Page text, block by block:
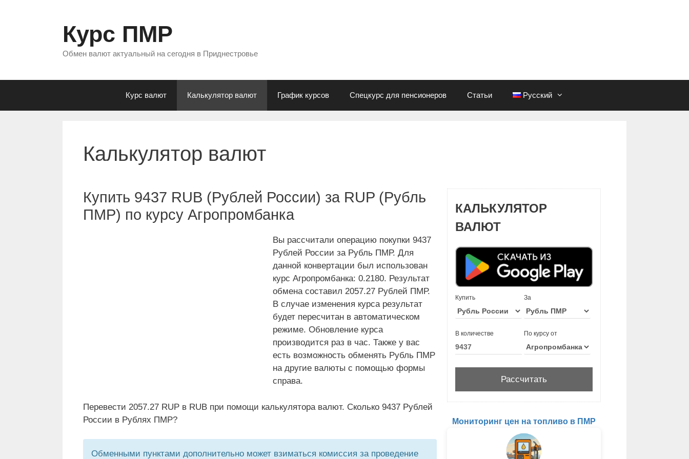
Курс ПМР
Обмен валют актуальный на сегодня в Приднестровье
Курс валют Калькулятор валют График курсов Спецкурс для пенсионеров Статьи Русский
Калькулятор валют
Купить 9437 RUB (Рублей России) за RUP (Рубль
ПМР) по курсу Агропромбанка
Вы рассчитали операцию покупки 9437
Рублей России за Рубль ПМР. Для
данной конвертации был использован
курс Агропромбанка: 0.2180. Результат
обмена составил 2057.27 Рублей ПМР.
В случае изменения курса результат
будет пересчитан в автоматическом
режиме. Обновление курса
производится раз в час. Также у вас
есть возможность обменять Рубль ПМР
на другие валюты с помощью формы
справа.
Перевести 2057.27 RUP в RUB при помощи калькулятора валют. Сколько 9437 Рублей
России в Рублях ПМР?
Обменными пунктами дополнительно может взиматься комиссия за проведение
КАЛЬКУЛЯТОР
ВАЛЮТ
Купить За
В количестве По курсу от
Мониторинг цен на топливо в ПМР